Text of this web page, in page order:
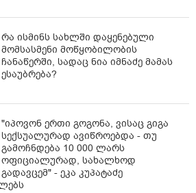
რა ისმინს სახლში დაყენებული
მომსასმენი მოწყობილობის
ჩანაწერში, სადაც ნია იმნაძე მამას
ესაუბრება?
"იპოვონ ერთი გოგონა, ვისაც გიგა
სექსუალურად ავიწროებდა - თუ
გამოჩნდება 10 000 ლარს
ოფიციალურად, სახალხოდ
გადავცემ" - ეკა კუპატაძე